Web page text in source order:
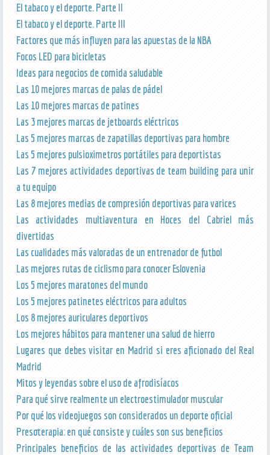
El tabaco y el deporte. Parte II
El tabaco y el deporte. Parte III
Factores que más influyen para las apuestas de la NBA
Focos LED para bicicletas
Ideas para negocios de comida saludable
Las 10 mejores marcas de palas de pádel
Las 10 mejores marcas de patines
Las 3 mejores marcas de jetboards eléctricos
Las 5 mejores marcas de zapatillas deportivas para hombre
Las 5 mejores pulsioximetros portátiles para deportistas
Las 7 mejores actividades deportivas de team building para unir
a tu equipo
Las 8 mejores medias de compresión deportivas para varices
Las actividades multiaventura en Hoces del Cabriel más
divertidas
Las cualidades más valoradas de un entrenador de futbol
Las mejores rutas de ciclismo para conocer Eslovenia
Los 5 mejores maratones del mundo
Los 5 mejores patinetes eléctricos para adultos
Los 8 mejores auriculares deportivos
Los mejores hábitos para mantener una salud de hierro
Lugares que debes visitar en Madrid si eres aficionado del Real
Madrid
Mitos y leyendas sobre el uso de afrodisíacos
Para qué sirve realmente un electroestimulador muscular
Por qué los videojuegos son considerados un deporte oficial
Presoterapia: en qué consiste y cuáles son sus beneficios
Principales beneficios de las actividades deportivas de Team